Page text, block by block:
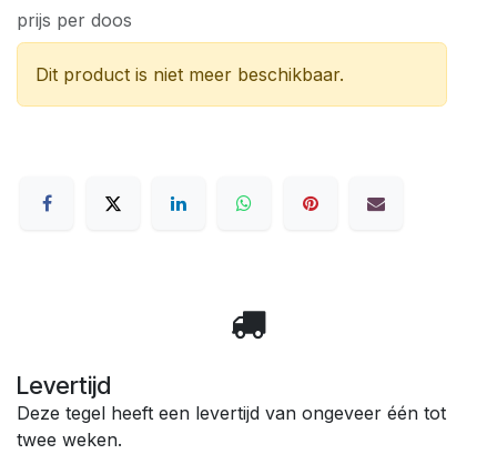
prijs per doos
Dit product is niet meer beschikbaar.
Levertijd
Deze tegel heeft een levertijd van ongeveer één tot
twee weken.